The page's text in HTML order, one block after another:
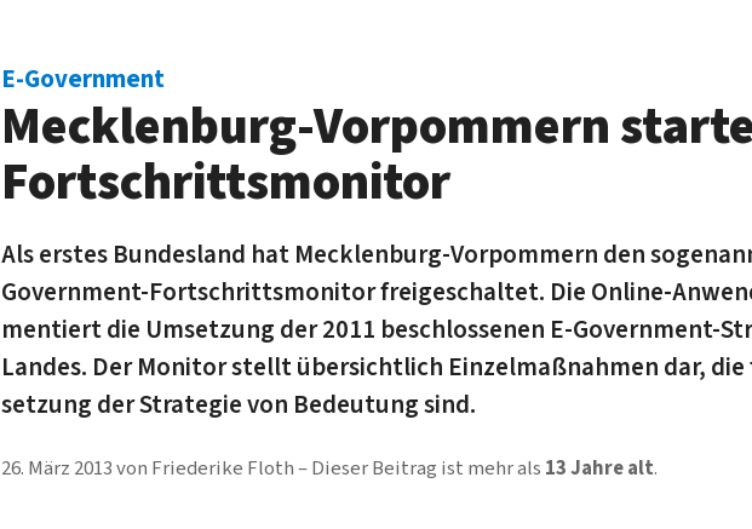
E-Government
Mecklenburg-Vorpommern
Fortschrittsmonitor
Als erstes Bundesland hat Mecklenburg-Vorpommern den
Government-Fortschritts­monitor freigeschaltet. Die Online-
mentiert die Um­setzung der 2011 be­schlos­senen E-Government-
Landes. Der Monitor stellt über­sichtlich Einzel­maßnahmen dar,
setzung der Strategie von Bedeutung sind.
26. März 2013von Friederike Floth Dieser Beitrag ist mehr als 13 Jahre alt.